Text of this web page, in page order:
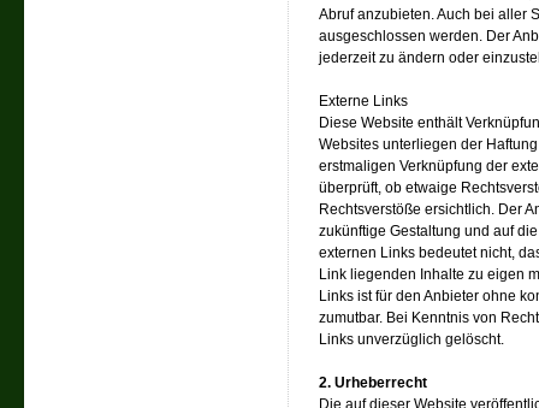
Abruf anzubieten. Auch bei aller
ausgeschlossen werden. Der
jederzeit zu ändern oder
Externe Links
Diese Website enthält
Websites unterliegen der
erstmaligen Verknüpfung der
überprüft, ob etwaige
Rechtsverstöße ersichtlich. Der
zukünftige Gestaltung und auf
externen Links bedeutet nicht,
Link liegenden Inhalte zu eigen
Links ist für den Anbieter ohne
zumutbar. Bei Kenntnis von
Links unverzüglich gelöscht.
2. Urheberrecht
Die auf dieser Website